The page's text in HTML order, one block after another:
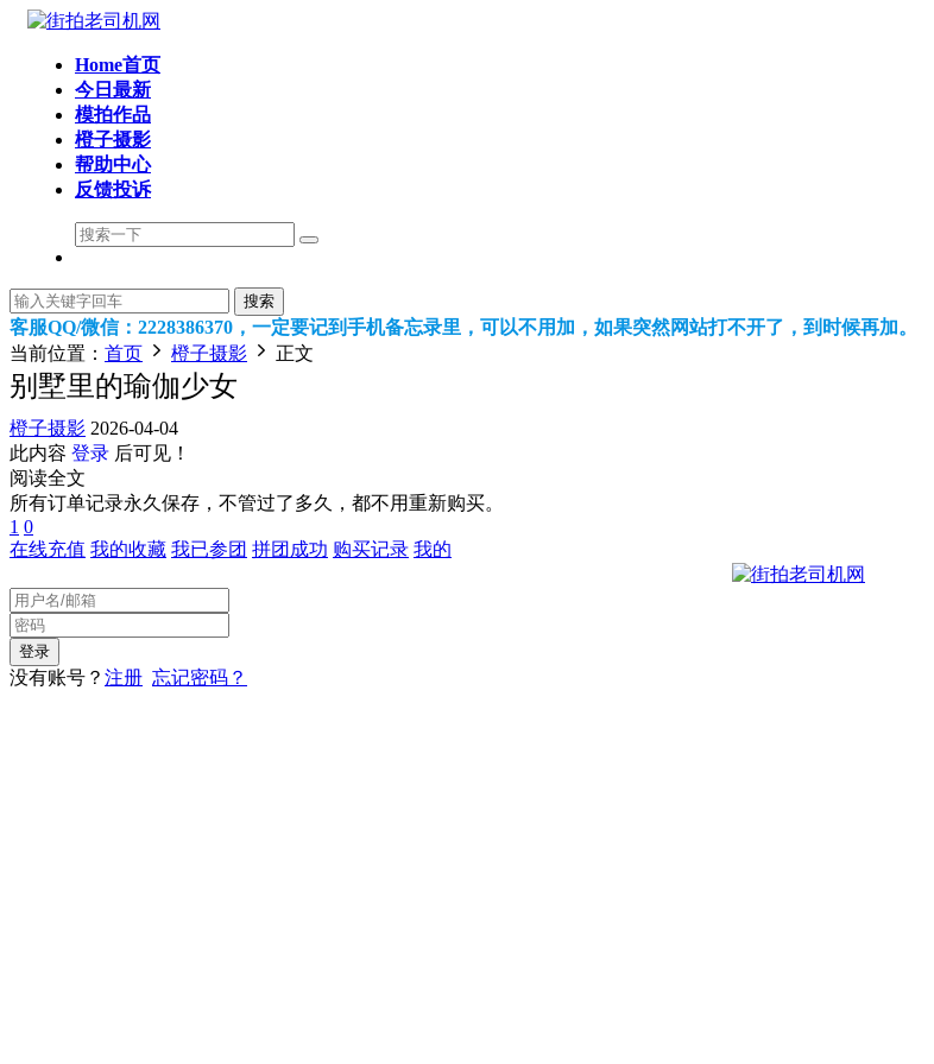
Home首页
今日最新
模拍作品
橙子摄影
帮助中心
反馈投诉
搜索
客服QQ/微信：2228386370，一定要记到手机备忘录里，可以不用加，如果突然网站打不开了，到时候再加。
当前位置： 首页 橙子摄影 正文
别墅里的瑜伽少女
橙子摄影 2026-04-04
此内容 登录 后可见！
阅读全文
所有订单记录永久保存，不管过了多久，都不用重新购买。
1 0
在线充值 我的收藏 我已参团 拼团成功 购买记录 我的
没有账号？ 注册 忘记密码？